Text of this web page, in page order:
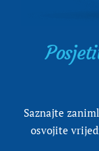
Saznajte
osvojite